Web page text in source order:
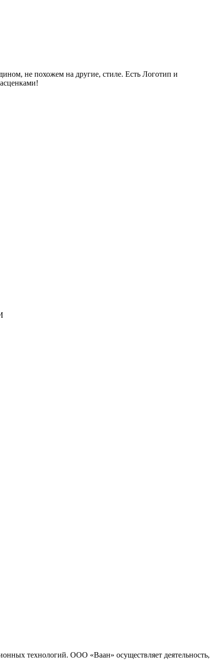
не похожем на другие, стиле. Есть Логотип и
технологий. ООО «Ваан» осуществляет деятельность,